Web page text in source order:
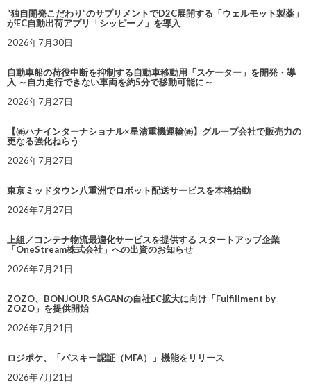
“独自開発こだわり”のサプリメントでD2C展開する「ウェルモット製薬」
がEC自動出荷アプリ「シッピーノ」を導入
2026年7月30日
自動車船の荷役中断を抑制する自動車移動用「スケーター」を開発・導
入 ～自力走行できない車両を約5分で移動可能に～
2026年7月27日
【㈱ハナインターナショナル×星清重機運輸㈱】グループ会社で販売力の
更なる強化ねらう
2026年7月27日
東京ミッドタウン八重洲でロボット配送サービスを本格始動
2026年7月27日
上組／コンテナ物流最適化サービスを提供する スタートアップ企業
「OneStream株式会社」への出資のお知らせ
2026年7月21日
ZOZO、BONJOUR SAGANの自社EC拡大に向け「Fulfillment by
ZOZO」を提供開始
2026年7月21日
ロジポケ、「パスキー認証（MFA）」機能をリリース
2026年7月21日